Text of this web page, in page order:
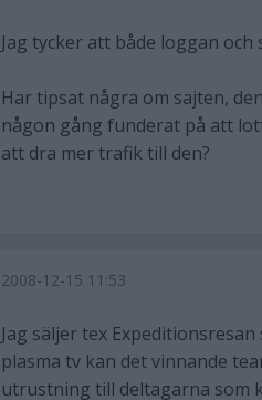
Jag tycker att både loggan
Har tipsat några om sajten,
någon gång funderat på att
att dra mer trafik till den?
2008-12-15 11:53
Jag säljer tex
plasma tv kan det vinnande
utrustning till deltagarna som